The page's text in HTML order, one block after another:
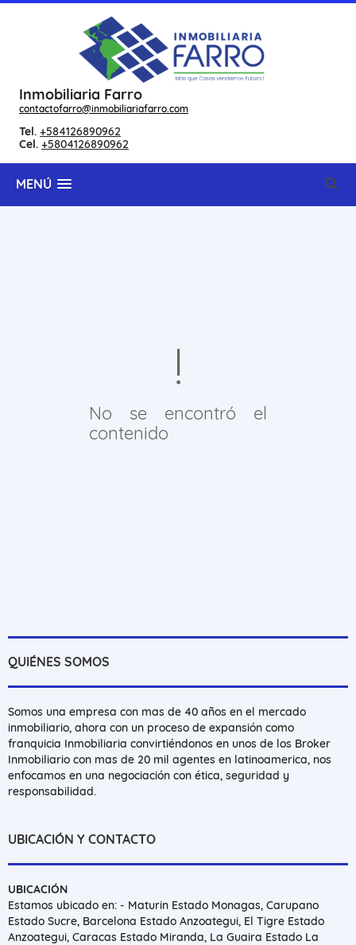
Inmobiliaria Farro
contactofarro@inmobiliariafarro.com
Tel. +584126890962
Cel. +5804126890962
MENÚ
No se encontró el
contenido
QUIÉNES SOMOS
Somos una empresa con mas de 40 años en el mercado
inmobiliario, ahora con un proceso de expansión como
franquicia Inmobiliaria convirtiéndonos en unos de los Broker
Inmobiliario con mas de 20 mil agentes en latinoamerica, nos
enfocamos en una negociación con ética, seguridad y
responsabilidad.
UBICACIÓN Y CONTACTO
UBICACIÓN
Estamos ubicado en: - Maturin Estado Monagas, Carupano
Estado Sucre, Barcelona Estado Anzoategui, El Tigre Estado
Anzoategui, Caracas Estado Miranda, La Guaira Estado La